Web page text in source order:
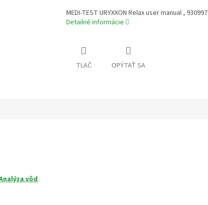
MEDI-TEST URYXXON Relax user manual , 930997
Detailné informácie
TLAČ OPÝTAŤ SA
vôd